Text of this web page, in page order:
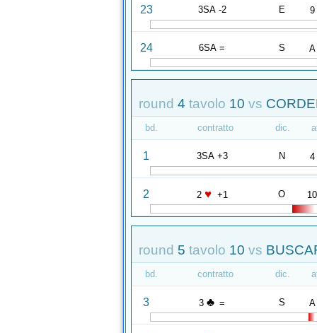
23 3SA -2 E 9
24 6SA = S A
round 4 tavolo 10 vs
bd. contratto dic.
1 3SA +3 N 4
2 2 ♥ +1 O 10
round 5 tavolo 10 vs
bd. contratto dic.
3 3 ♣ = S A